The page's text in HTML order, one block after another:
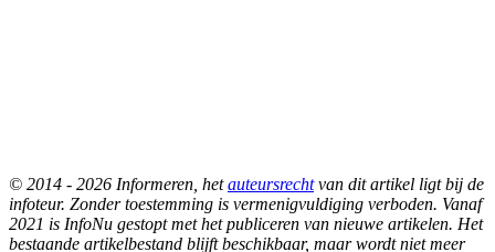
© 2014 - 2026 Informeren, hetauteursrechtvan dit artikel ligt bij de
infoteur. Zonder toestemming is vermenigvuldiging verboden. Vanaf
2021 is InfoNu gestopt met het publiceren van nieuwe artikelen. Het
bestaande artikelbestand blijft beschikbaar, maar wordt niet meer